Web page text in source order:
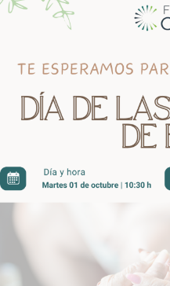
CERES
conmemorará
de
Edad,
acto